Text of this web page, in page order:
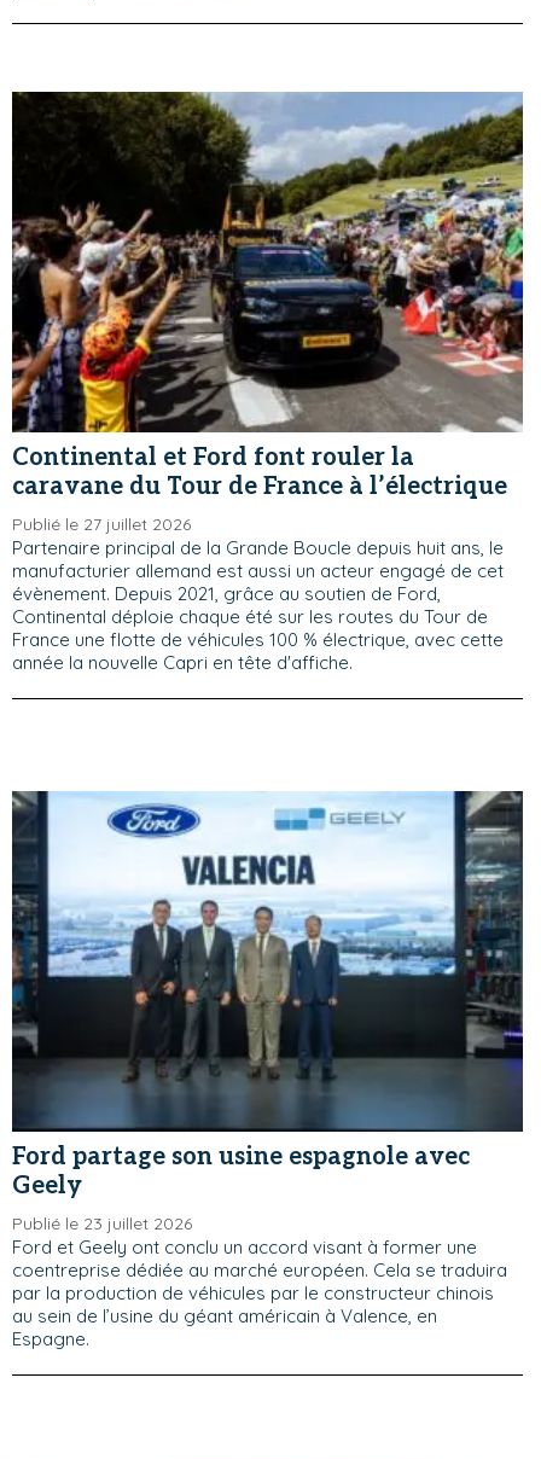
Continental et Ford font rouler la
caravane du Tour de France à l’électrique
Publié le 27 juillet 2026
Partenaire principal de la Grande Boucle depuis huit ans, le
manufacturier allemand est aussi un acteur engagé de cet
évènement. Depuis 2021, grâce au soutien de Ford,
Continental déploie chaque été sur les routes du Tour de
France une flotte de véhicules 100 % électrique, avec cette
année la nouvelle Capri en tête d'affiche.
Ford partage son usine espagnole avec
Geely
Publié le 23 juillet 2026
Ford et Geely ont conclu un accord visant à former une
coentreprise dédiée au marché européen. Cela se traduira
par la production de véhicules par le constructeur chinois
au sein de l’usine du géant américain à Valence, en
Espagne.